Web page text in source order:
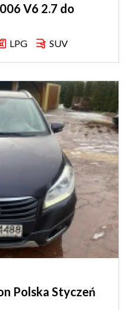
V6 2.7 do
LPG SUV
Polska Styczeń